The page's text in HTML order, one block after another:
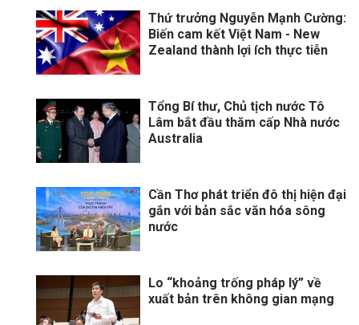
Thứ trưởng Nguyễn Mạnh Cường:
Biến cam kết Việt Nam - New
Zealand thành lợi ích thực tiễn
Tổng Bí thư, Chủ tịch nước Tô
Lâm bắt đầu thăm cấp Nhà nước
Australia
Cần Thơ phát triển đô thị hiện đại
gắn với bản sắc văn hóa sông
nước
Lo “khoảng trống pháp lý” về
xuất bản trên không gian mạng